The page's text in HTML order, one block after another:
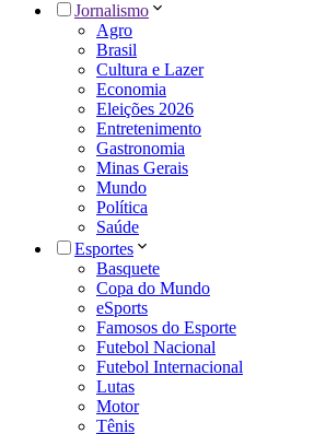
Jornalismo
Agro
Brasil
Cultura e Lazer
Economia
Eleições 2026
Entretenimento
Gastronomia
Minas Gerais
Mundo
Política
Saúde
Esportes
Basquete
Copa do Mundo
eSports
Famosos do Esporte
Futebol Nacional
Futebol Internacional
Lutas
Motor
Tênis